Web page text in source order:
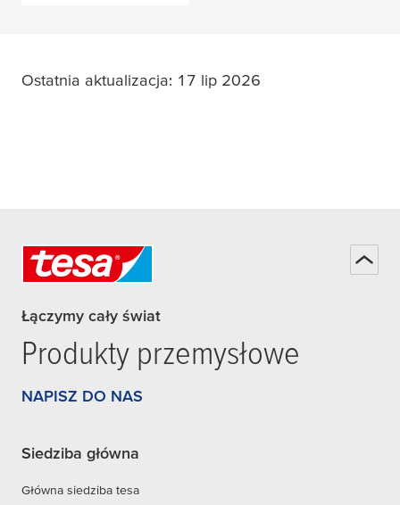
Ostatnia aktualizacja: 17 lip 2026
Łączymy cały świat
Produkty przemysłowe
NAPISZ DO NAS
Siedziba główna
Główna siedziba tesa